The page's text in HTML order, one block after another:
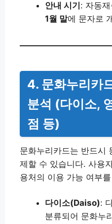
안내 시기 : 자동
1월 말에 문자로
4. 문화누리카
분석 (다이소,
점 등)
문화누리카드는 반드시
제할 수 있습니다. 사용
용처의 이용 가능 여부
다이소(Daiso):
분류되어 문화누